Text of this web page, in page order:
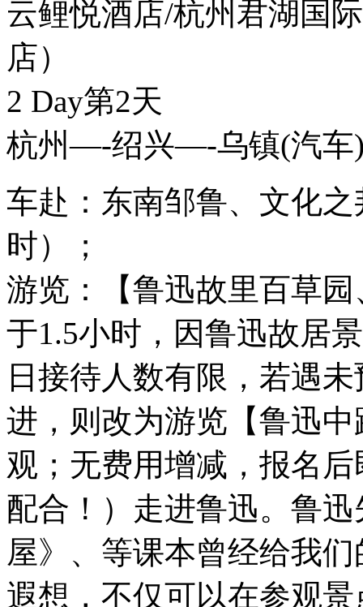
云鲤悦酒店/杭州君湖国
店）
2 Day第2天
杭州—-绍兴—-乌镇(汽车
车赴：东南邹鲁、文化
时）；
游览：【鲁迅故里百草
于1.5小时，因鲁迅故居
日接待人数有限，若遇
进，则改为游览【鲁迅
观；无费用增减，报名
配合！）走进鲁迅。鲁
屋》、等课本曾经给我
遐想，不仅可以在参观